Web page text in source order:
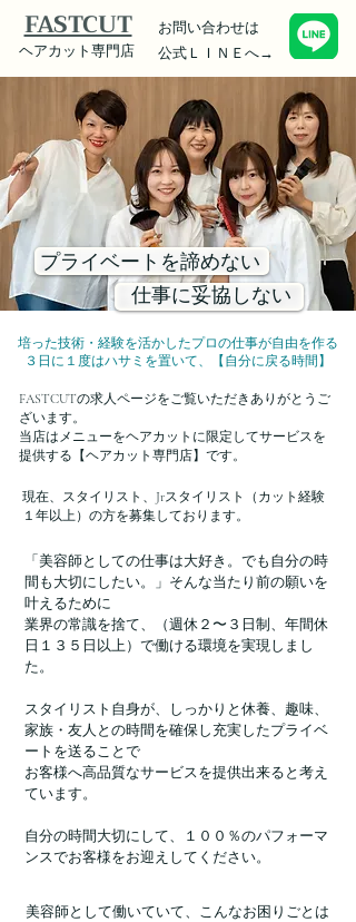
FASTCUT
ヘアカット専門店
お問い合わせは
公式ＬＩＮＥへ→
プライベートを諦めない
仕事に妥協しない
培った技術・経験を活かしたプロの仕事が自由を作る
​３日に１度はハサミを置いて、【自分に戻る時間】
FASTCUTの求人ページをご覧いただきありがとうご
ざいます。
​当店はメニューをヘアカットに限定してサービスを
提供する【ヘアカット専門店】です。
現在、スタイリスト、Jrスタイリスト（カット経験
１年以上）の方を募集しております。
「美容師としての仕事は大好き。でも自分の時
間も大切にしたい。」そんな当たり前の願いを
叶えるために
業界の常識を捨て、（週休２〜３日制、年間休
日１３５日以上）で働ける環境を実現しまし
た。
スタイリスト自身が、しっかりと休養、趣味、
家族・友人との時間を確保し充実したプライベ
ートを送ることで
お客様へ高品質なサービスを提供出来ると考え
ています。
自分の時間大切にして、１００％のパフォーマ
ンスでお客様をお迎えしてください。
美容師として働いていて、こんなお困りごとは